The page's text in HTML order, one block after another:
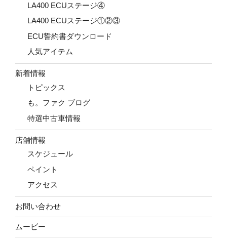
LA400 ECUステージ④
LA400 ECUステージ①②③
ECU誓約書ダウンロード
人気アイテム
新着情報
トピックス
も。ファク ブログ
特選中古車情報
店舗情報
スケジュール
ペイント
アクセス
お問い合わせ
ムービー